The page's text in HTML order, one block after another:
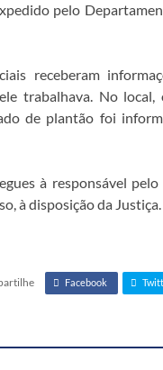
pelo
receberam
trabalhava. No
de plantão foi
à responsável
à disposição da Justiça.
Facebook